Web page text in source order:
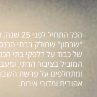
הכל
"שבתון" שחולק בבתי
של כבוד על דלפקי בתי
המוביל בציבור הדתי,
ומתחלפים על פרשת
אהובים ומדורי אירוח.